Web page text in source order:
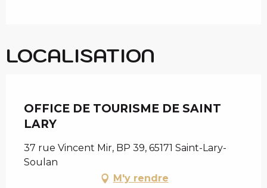
LOCALISATION
OFFICE DE TOURISME DE SAINT
LARY
37 rue Vincent Mir, BP 39, 65171 Saint-Lary-
Soulan
M'y rendre